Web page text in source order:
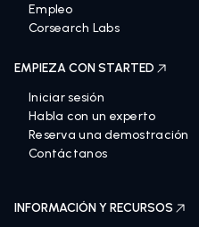
Empleo
Corsearch Labs
EMPIEZA CON STARTED
Iniciar sesión
Habla con un experto
Reserva una demostración
Contáctanos
INFORMACIÓN Y RECURSOS